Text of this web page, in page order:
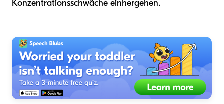
Konzentrationsschwäche einhergehen.